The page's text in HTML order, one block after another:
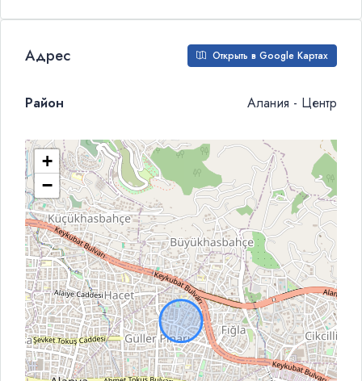
Адрес Открыть в Google Картах
Район Алания - Центр
+
−